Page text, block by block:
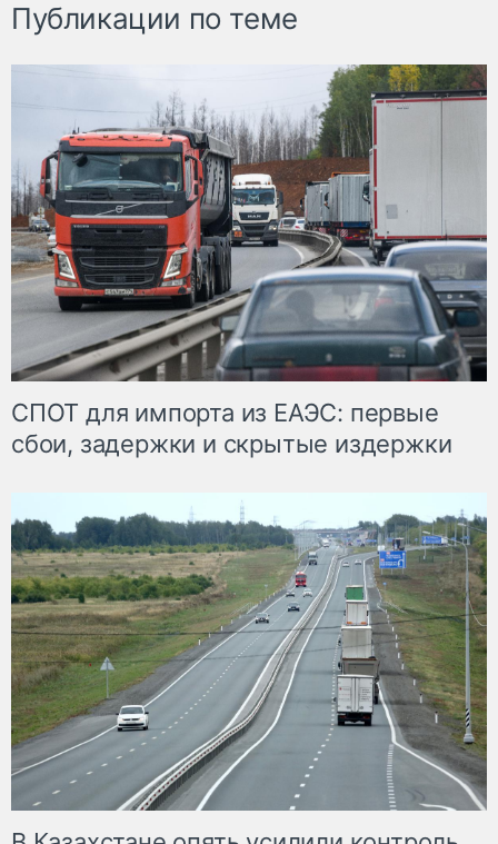
Публикации по теме
СПОТ для импорта из ЕАЭС: первые
сбои, задержки и скрытые издержки